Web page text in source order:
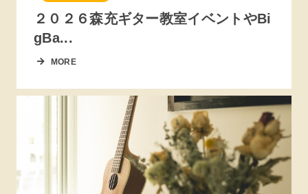
２０２６森充ギター教室イベントやBi
gBa...
MORE